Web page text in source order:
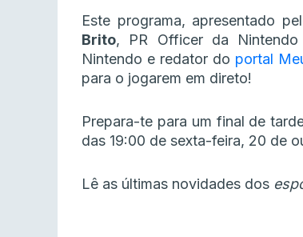
Este programa, apresentado
Brito, PR Officer da
Nintendo e redator do portal
para o jogarem em direto!
Prepara-te para um final de
das 19:00 de sexta-feira, 20 de
Lê as últimas novidades dos